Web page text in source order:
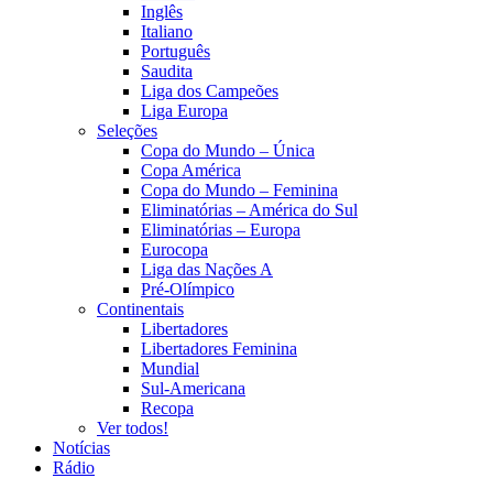
Inglês
Italiano
Português
Saudita
Liga dos Campeões
Liga Europa
Seleções
Copa do Mundo – Única
Copa América
Copa do Mundo – Feminina
Eliminatórias – América do Sul
Eliminatórias – Europa
Eurocopa
Liga das Nações A
Pré-Olímpico
Continentais
Libertadores
Libertadores Feminina
Mundial
Sul-Americana
Recopa
Ver todos!
Notícias
Rádio